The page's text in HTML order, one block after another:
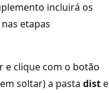
incluirá os
etapas
e clique com o botão
soltar) a pasta diste